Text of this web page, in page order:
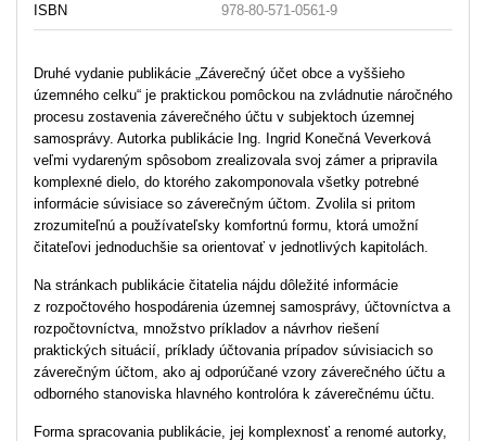
ISBN 978-80-571-0561-9
Druhé vydanie publikácie „Záverečný účet obce a vyššieho
územného celku“ je praktickou pomôckou na zvládnutie náročného
procesu zostavenia záverečného účtu v subjektoch územnej
samosprávy. Autorka publikácie Ing. Ingrid Konečná Veverková
veľmi vydareným spôsobom zrealizovala svoj zámer a pripravila
komplexné dielo, do ktorého zakomponovala všetky potrebné
informácie súvisiace so záverečným účtom. Zvolila si pritom
zrozumiteľnú a používateľsky komfortnú formu, ktorá umožní
čitateľovi jednoduchšie sa orientovať v jednotlivých kapitolách.
Na stránkach publikácie čitatelia nájdu dôležité informácie
z rozpočtového hospodárenia územnej samosprávy, účtovníctva a
rozpočtovníctva, množstvo príkladov a návrhov riešení
praktických situácií, príklady účtovania prípadov súvisiacich so
záverečným účtom, ako aj odporúčané vzory záverečného účtu a
odborného stanoviska hlavného kontrolóra k záverečnému účtu.
Forma spracovania publikácie, jej komplexnosť a renomé autorky,